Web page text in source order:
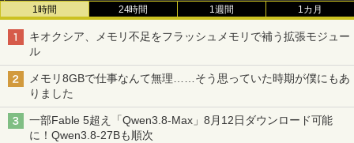
1時間 24時間 1週間 1カ月
キオクシア、メモリ不足をフラッシュメモリで補う拡張モジュー
ル
メモリ8GBで仕事なんて無理……そう思っていた時期が僕にもあ
りました
一部Fable 5超え「Qwen3.8-Max」8月12日ダウンロード可能
に！Qwen3.8-27Bも順次